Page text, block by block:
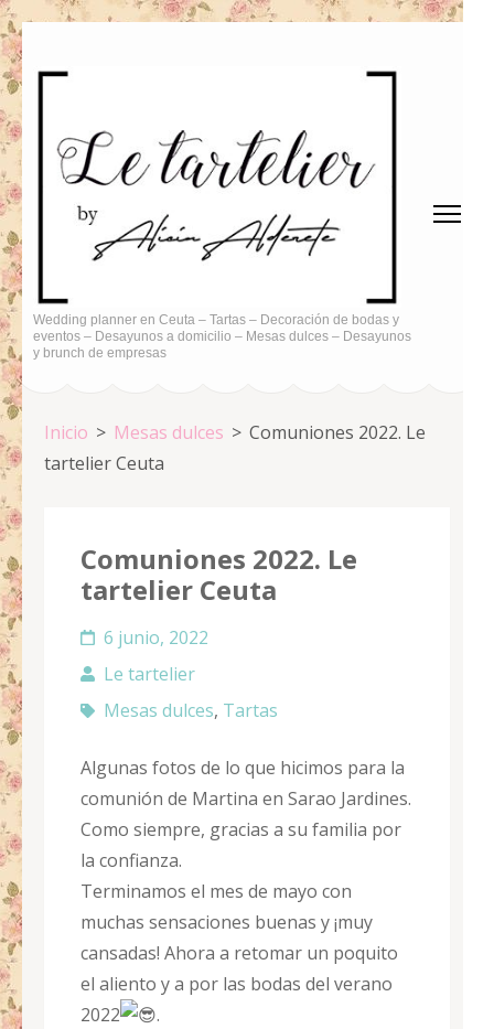
Saltar
al
(presiona
la
tecla
Wedding planner en Ceuta – Tartas – Decoración de bodas y
eventos – Desayunos a domicilio – Mesas dulces – Desayunos
y brunch de empresas
Inicio > Mesas dulces > Comuniones 2022. Le
tartelier Ceuta
Comuniones 2022. Le
tartelier Ceuta
6 junio, 2022
Le tartelier
Mesas dulces, Tartas
Algunas fotos de lo que hicimos para la
comunión de Martina en Sarao Jardines.
Como siempre, gracias a su familia por
la confianza.
Terminamos el mes de mayo con
muchas sensaciones buenas y ¡muy
cansadas! Ahora a retomar un poquito
el aliento y a por las bodas del verano
2022
.